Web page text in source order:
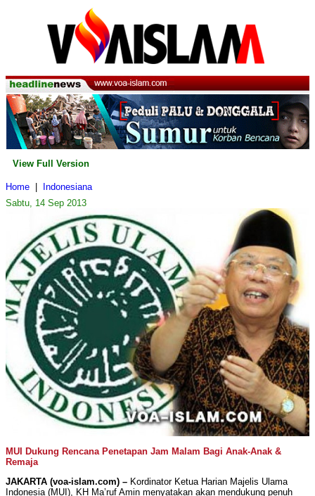
View Full Version
Home
Indonesiana
Sabtu, 14 Sep 2013
MUI Dukung Rencana Penetapan Jam Malam Bagi Anak-Anak &
Remaja
JAKARTA (voa-islam.com) – Kordinator Ketua Harian Majelis Ulama
Indonesia (MUI), KH Ma’ruf Amin menyatakan akan mendukung penuh